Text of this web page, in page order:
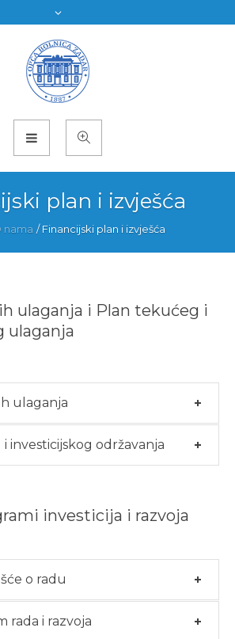
plan i izvješća
nama /Financijski plan i izvješća
ulaganja i Plan tekućeg i
ulaganja
ulaganja
investicijskog održavanja
investicija i razvoja
o radu
rada i razvoja